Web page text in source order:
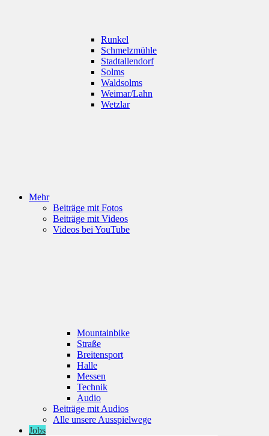
Runkel
Schmelzmühle
Stadtallendorf
Solms
Waldsolms
Weimar/Lahn
Wetzlar
Mehr
Beiträge mit Fotos
Beiträge mit Videos
Videos bei YouTube
Mountainbike
Straße
Breitensport
Halle
Messen
Technik
Audio
Beiträge mit Audios
Alle unsere Ausspielwege
Jobs